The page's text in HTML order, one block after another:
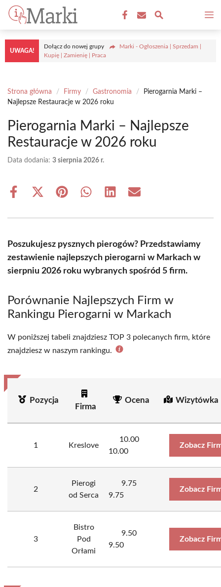
Przejdź
treści
UWAGA!
Dołącz do nowej grupy
Marki - Ogłoszenia | Sprzedam |
Kupię | Zamienię | Praca
Strona główna / Firmy / Gastronomia /
Pierogarnia Marki –
Najlepsze Restauracje w 2026 roku
Pierogarnia Marki – Najlepsze
Restauracje w 2026 roku
Data dodania: 3 sierpnia 2026 r.
Share
Share
(Twitter)
Share Share Share Share
Poszukujesz pysznych pierogów? Przedstawiamy
zestawienie najlepszych pierogarni w Markach w
sierpniu 2026 roku wybranych spośród 5 firm.
Porównanie Najlepszych Firm w
Rankingu Pierogarni w Markach
W poniższej tabeli znajdziesz TOP 3 polecanych firm, które
znajdziesz w naszym rankingu.
Pozycja
Firma
Ocena Wizytówka
1 Kreslove
10.00
10.00
Zobacz
2
Pierogi
od Serca
9.75
9.75
Zobacz
3
Bistro
Pod
Orłami
9.50
9.50
Zobacz